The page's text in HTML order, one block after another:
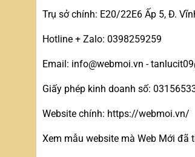
Trụ sở chính: E20/22E6 Ấp 5, Đ.
Hotline + Zalo: 0398259259
Email: info@webmoi.vn -
Giấy phép kinh doanh số:
Website chính: https://webmoi.vn/
Xem mẫu website mà Web Mới